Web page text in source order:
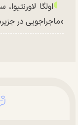
اولگا
«ماجراجویی در